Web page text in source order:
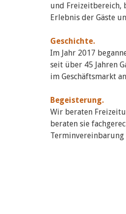
und Freizeitbereich,
Erlebnis der Gäste
Geschichte.
Im Jahr 2017
seit über 45 Jahren
im Geschäftsmarkt
Begeisterung.
Wir beraten
beraten sie
Terminvereinbarung